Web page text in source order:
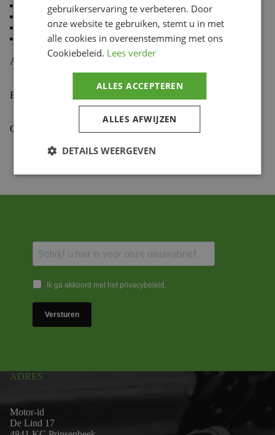
Doublure en molleton à l’intérieur
Coupe standard TLD
Capuche doublée
Cordon de capuche avec embouts doux au toucher
Aanvullende informatie
Beoordelingen (0)
Gekoppelde Motoren
Ik ga akkoord met het privacybeleid.
Versturen
ADRES
Motor-id
De Lind 17
gebruikerservaring te verbeteren. Door
onze website te gebruiken, stemt u in met
alle cookies in overeenstemming met ons
Cookiebeleid. Lees verder
ALLES ACCEPTEREN
ALLES AFWIJZEN
DETAILS WEERGEVEN